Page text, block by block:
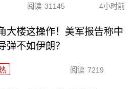
阅读 31145 4小时前
大楼这操作！美军报告称中
弹不如伊朗？
阅读 7219